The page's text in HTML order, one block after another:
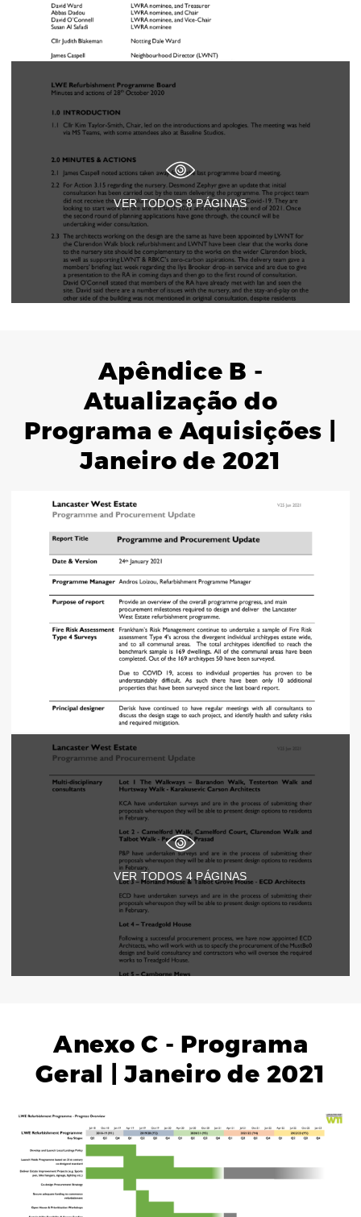
VER TODOS 8 PÁGINAS
Apêndice B -
Atualização do
Programa e Aquisições |
Janeiro de 2021
VER TODOS 4 PÁGINAS
Anexo C - Programa
Geral | Janeiro de 2021